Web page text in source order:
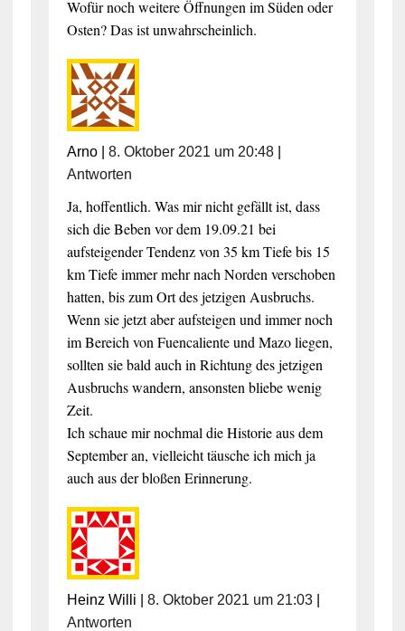
Wofür noch weitere Öffnungen im Süden oder
Osten? Das ist unwahrscheinlich.
Arno| 8. Oktober 2021 um 20:48|
Antworten
Ja, hoffentlich. Was mir nicht gefällt ist, dass
sich die Beben vor dem 19.09.21 bei
aufsteigender Tendenz von 35 km Tiefe bis 15
km Tiefe immer mehr nach Norden verschoben
hatten, bis zum Ort des jetzigen Ausbruchs.
Wenn sie jetzt aber aufsteigen und immer noch
im Bereich von Fuencaliente und Mazo liegen,
sollten sie bald auch in Richtung des jetzigen
Ausbruchs wandern, ansonsten bliebe wenig
Zeit.
Ich schaue mir nochmal die Historie aus dem
September an, vielleicht täusche ich mich ja
auch aus der bloßen Erinnerung.
Heinz Willi 8. Oktober 2021 um 21:03|
Antworten